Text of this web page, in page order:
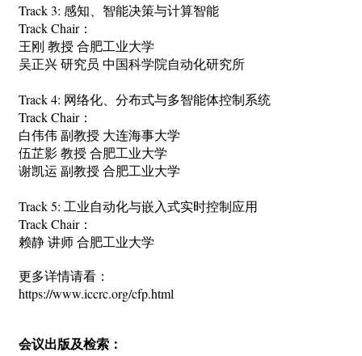
Track 3: 感知、智能决策与计算智能
Track Chair：
王刚 教授 合肥工业大学
吴正兴 研究员 中国科学院自动化研究所
Track 4: 网络化、分布式与多智能体控制系统
Track Chair：
白伟伟 副教授 大连海事大学
伍芷影 教授 合肥工业大学
谢凯运 副教授 合肥工业大学
Track 5: 工业自动化与嵌入式实时控制应用
Track Chair：
赖静 讲师 合肥工业大学
更多详情请看：
https://www.iccrc.org/cfp.html
会议出版及检索：